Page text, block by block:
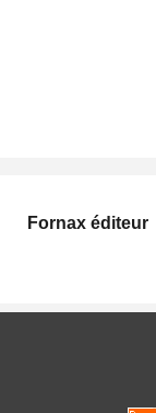
Fornax éditeur